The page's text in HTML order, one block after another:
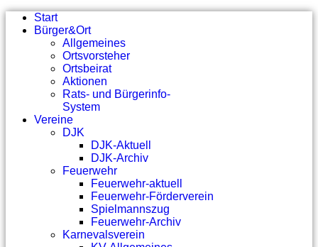
Start
Bürger&Ort
Allgemeines
Ortsvorsteher
Ortsbeirat
Aktionen
Rats- und Bürgerinfo-
System
Vereine
DJK
DJK-Aktuell
DJK-Archiv
Feuerwehr
Feuerwehr-aktuell
Feuerwehr-Förderverein
Spielmannszug
Feuerwehr-Archiv
Karnevalsverein